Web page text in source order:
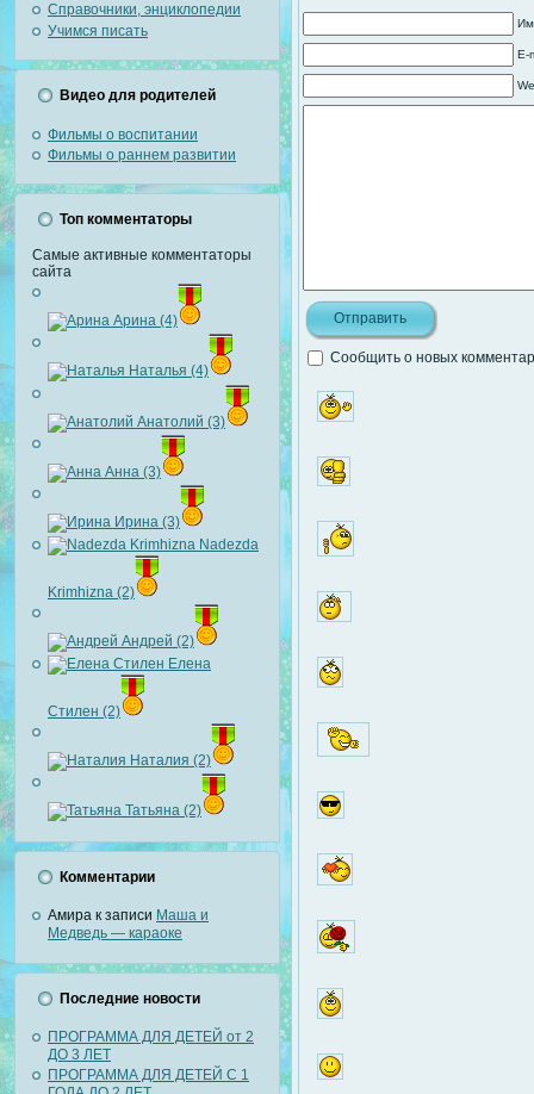
Справочники, энциклопедии
Учимся писать
Видео для родителей
Фильмы о воспитании
Фильмы о раннем развитии
Топ комментаторы
Самые активные комментаторы
сайта
Арина (4)
Наталья (4)
Анатолий (3)
Анна (3)
Ирина (3)
Nadezda
Krimhizna (2)
Андрей (2)
Елена
Стилен (2)
Наталия (2)
Татьяна (2)
Комментарии
Амира к записи Маша и
Медведь — караоке
Последние новости
ПРОГРАММА ДЛЯ ДЕТЕЙ от 2
ДО 3 ЛЕТ
ПРОГРАММА ДЛЯ ДЕТЕЙ С 1
E-
Сообщить о новых